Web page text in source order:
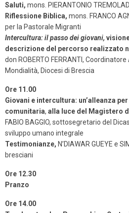
Saluti, mons. PIERANTONIO
Riflessione Biblica, mons. FRANCO
per la Pastorale Migranti
Intercultura: il passo dei giovani,
descrizione del percorso realizzato
don ROBERTO FERRANTI,
Mondialità, Diocesi di Brescia
Ore 11.00
Giovani e intercultura: un’alleanza
comunitaria, alla luce del Magistero
FABIO BAGGIO, sottosegretario del
sviluppo umano integrale
Testimonianze, N’DIAWAR GUEYE e
bresciani
Ore 12.30
Pranzo
Ore 14.00